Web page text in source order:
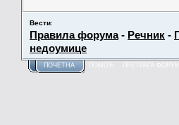
Вести:
Правила форума- Речник -
недоумице
ПОЧЕТНА